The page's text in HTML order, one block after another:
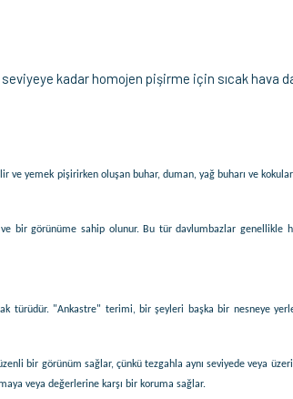
kadar homojen pişirme için sıcak hava
ve yemek pişirirken oluşan buhar, duman, yağ buharı ve
bir görünüme sahip olunur. Bu tür davlumbazlar
türüdür. "Ankastre" terimi, bir şeyleri başka bir nesneye
bir görünüm sağlar, çünkü tezgahla aynı seviyede veya
veya değerlerine karşı bir koruma sağlar.